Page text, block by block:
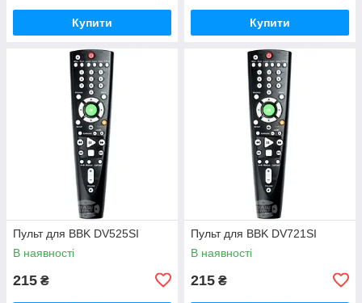
Купити Купити
Пульт для BBK DV525SI
В наявності
215 ₴
Пульт для BBK DV721SI
В наявності
215 ₴